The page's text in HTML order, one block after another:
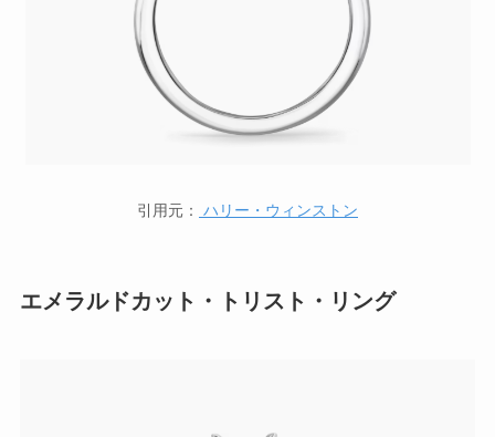
引用元： ハリー・ウィンストン
エメラルドカット・トリスト・リング